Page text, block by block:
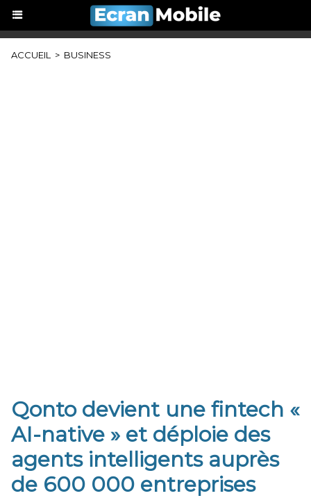
ACCUEIL > BUSINESS
Qonto devient une fintech «
AI-native » et déploie des
agents intelligents auprès
de 600 000 entreprises